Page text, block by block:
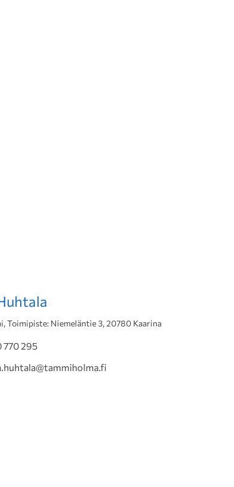
Toimipiste: Niemeläntie 3, 20780 Kaarina
770 295